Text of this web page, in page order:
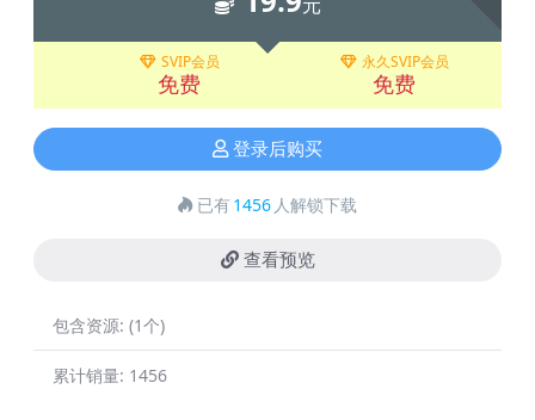
SVIP会员
免费
永久SVIP会员
免费
登录后购买
已有1456 人解锁下载
查看预览
包含资源: (1个)
累计销量: 1456